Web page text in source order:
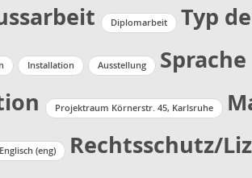
Diplomarbeit Typ
Installation Ausstellung
Sprache
Projektraum Körnerstr. 45, Karlsruhe
Englisch (eng)
Rechtsschutz/